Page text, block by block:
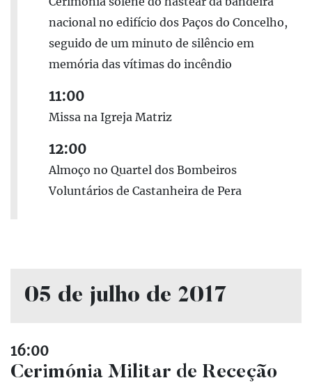
nacional no edifício dos Paços do Concelho,
seguido de um minuto de silêncio em
memória das vítimas do incêndio
11:00
Missa na Igreja Matriz
12:00
Almoço no Quartel dos Bombeiros
Voluntários de Castanheira de Pera
05 de julho de 2017
16:00
Cerimónia Militar de Receção